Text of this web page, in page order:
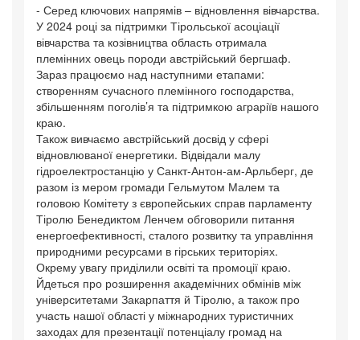
- Серед ключових напрямів – відновлення вівчарства.
У 2024 році за підтримки Тірольської асоціації
вівчарства та козівництва область отримала
племінних овець породи австрійський бергшаф.
Зараз працюємо над наступними етапами:
створенням сучасного племінного господарства,
збільшенням поголів’я та підтримкою аграріїв нашого
краю.
Також вивчаємо австрійський досвід у сфері
відновлюваної енергетики. Відвідали малу
гідроелектростанцію у Санкт-Антон-ам-Арльберг, де
разом із мером громади Гельмутом Малем та
головою Комітету з європейських справ парламенту
Тіролю Бенедиктом Ленчем обговорили питання
енергоефективності, сталого розвитку та управління
природними ресурсами в гірських територіях.
Окрему увагу приділили освіті та промоції краю.
Йдеться про розширення академічних обмінів між
університетами Закарпаття й Тіролю, а також про
участь нашої області у міжнародних туристичних
заходах для презентації потенціалу громад на